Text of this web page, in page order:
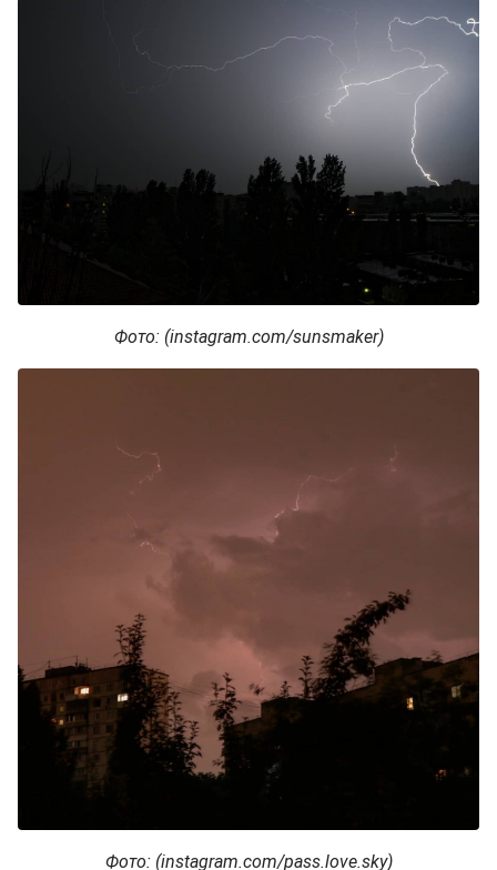
Фото: (instagram.com/sunsmaker)
Фото: (instagram.com/pass.love.sky)